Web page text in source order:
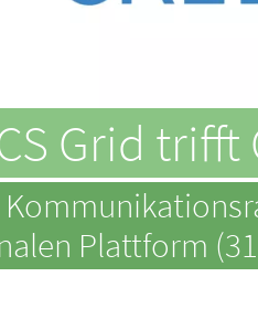
Grid
Plattform